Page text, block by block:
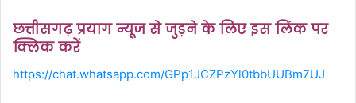
छत्तीसगढ़ प्रयाग न्यूज से जुड़ने के लिए इस लिंक पर
क्लिक करें
https://chat.whatsapp.com/GPp1JCZPzYl0tbbUUBm7UJ